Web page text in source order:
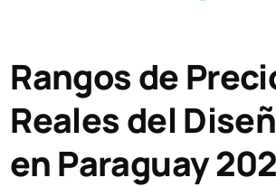
Rangos de
Reales del
en Paraguay